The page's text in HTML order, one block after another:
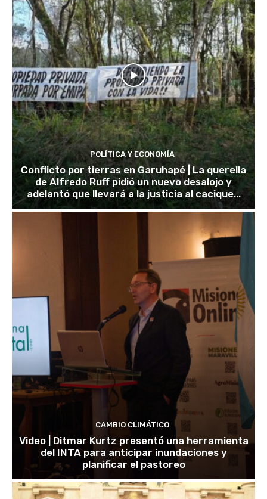
POLÍTICA Y ECONOMÍA
Conflicto por tierras en Garuhapé | La querella
de Alfredo Ruff pidió un nuevo desalojo y
adelantó que llevará a la justicia al cacique...
CAMBIO CLIMÁTICO
Video | Ditmar Kurtz presentó una herramienta
del INTA para anticipar inundaciones y
planificar el pastoreo